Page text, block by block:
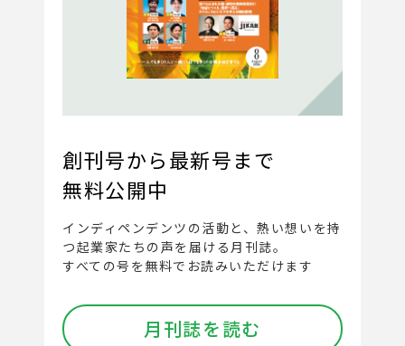
創刊号から最新号まで
無料公開中
インディペンデンツの活動と、熱い想いを持
つ起業家たちの声を届ける月刊誌。
すべての号を無料でお読みいただけます
月刊誌を読む